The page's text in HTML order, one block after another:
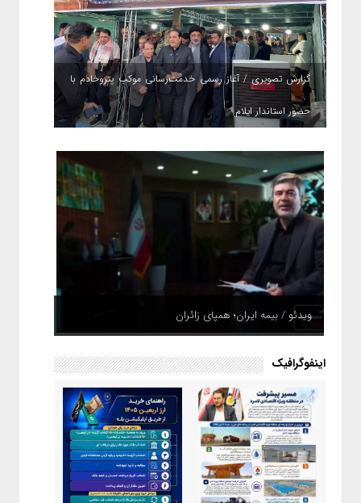
گزارش تصویری / آغاز رسمی خدمت‌رسانی موکب پتروخادم با
حضور استاندار ایلام
ویدئو / بیمه ایران؛ همپای زائران
اینفوگرافیک